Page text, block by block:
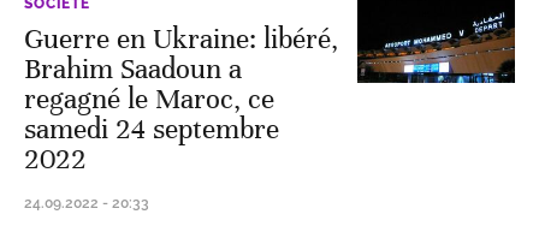
SOCIÉTÉ
Guerre en Ukraine: libéré,
Brahim Saadoun a
regagné le Maroc, ce
samedi 24 septembre
2022
24.09.2022 - 20:33